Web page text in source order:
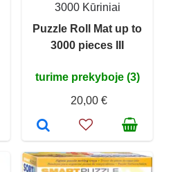
3000 Kūriniai
Puzzle Roll Mat up to
3000 pieces III
turime prekyboje (3)
20,00 €